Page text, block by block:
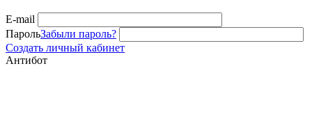
E-mail
ПарольЗабыли пароль?
Создать личный кабинет
Антибот